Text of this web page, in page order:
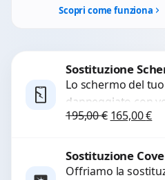
Scopri come funziona
Sostituzione
Lo schermo del
danneggiato con
macchie, schermo
195,00€ Il prezzo
165,00€Il
Sostituzione
Offriamo la